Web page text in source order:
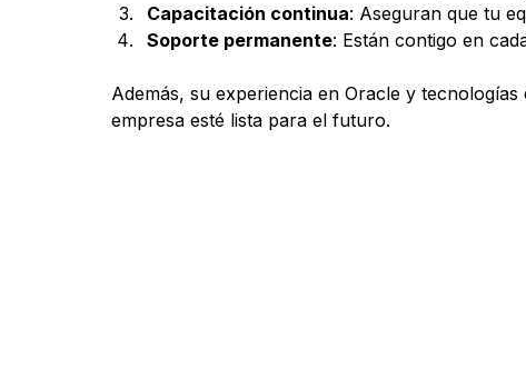
Capacitación continua: Aseguran que tu
Soporte permanente: Están contigo en
Además, su experiencia en Oracle y
empresa esté lista para el futuro.